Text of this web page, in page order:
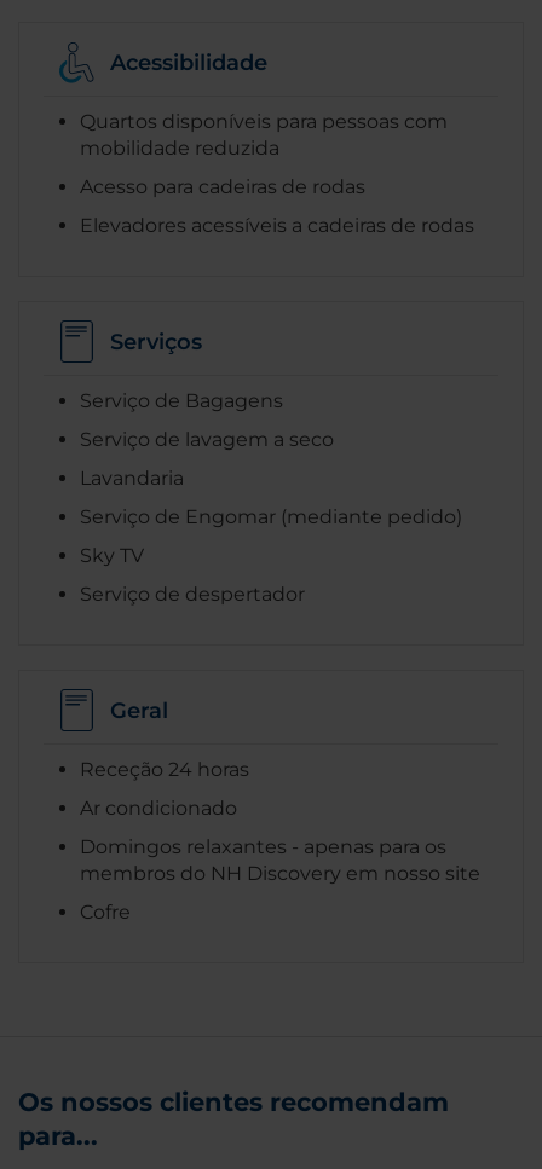
Acessibilidade
Quartos disponíveis para pessoas com
mobilidade reduzida
Acesso para cadeiras de rodas
Elevadores acessíveis a cadeiras de rodas
Serviços
Serviço de Bagagens
Serviço de lavagem a seco
Lavandaria
Serviço de Engomar (mediante pedido)
Sky TV
Serviço de despertador
Geral
Receção 24 horas
Ar condicionado
Domingos relaxantes - apenas para os
membros do NH Discovery em nosso site
Cofre
Os nossos clientes recomendam
para...